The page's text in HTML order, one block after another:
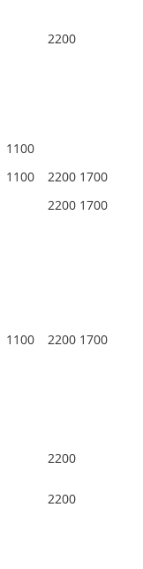
2200
1100
1100 2200 1700
2200 1700
1100 2200 1700
2200
2200